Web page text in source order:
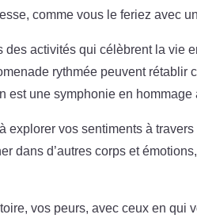
comme vous le feriez avec
des activités qui célèbrent la vie
rythmée peuvent rétablir
est une symphonie en
explorer vos sentiments à
dans d’autres corps et
vos peurs, avec ceux en